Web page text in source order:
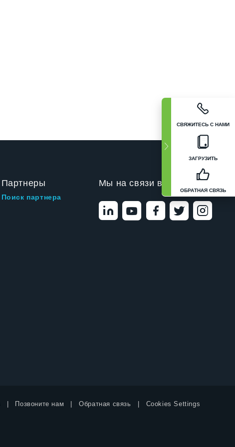
СВЯЖИТЕСЬ С НАМИ
ЗАГРУЗИТЬ
ОБРАТНАЯ СВЯЗЬ
Партнеры
Поиск партнера
Мы на связи в
Позвоните нам Обратная связь Cookies Settings